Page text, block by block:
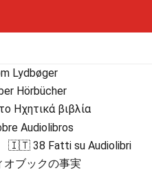
Lydbøger
Hörbücher
Ηχητικά βιβλία
Audiolibros
🇮🇹 38 Fatti su Audiolibri
ブックの事実